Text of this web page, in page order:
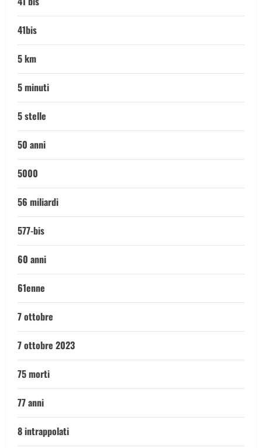
41bis
5 km
5 minuti
5 stelle
50 anni
5000
56 miliardi
577-bis
60 anni
61enne
7 ottobre
7 ottobre 2023
75 morti
77 anni
8 intrappolati